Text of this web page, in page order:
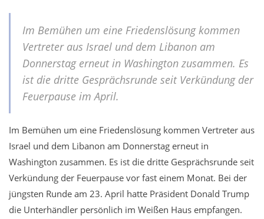
Im Bemühen um eine Friedenslösung kommen
Vertreter aus Israel und dem Libanon am
Donnerstag erneut in Washington zusammen. Es
ist die dritte Gesprächsrunde seit Verkündung der
Feuerpause im April.
Im Bemühen um eine Friedenslösung kommen Vertreter aus
Israel und dem Libanon am Donnerstag erneut in
Washington zusammen. Es ist die dritte Gesprächsrunde seit
Verkündung der Feuerpause vor fast einem Monat. Bei der
jüngsten Runde am 23. April hatte Präsident Donald Trump
die Unterhändler persönlich im Weißen Haus empfangen.